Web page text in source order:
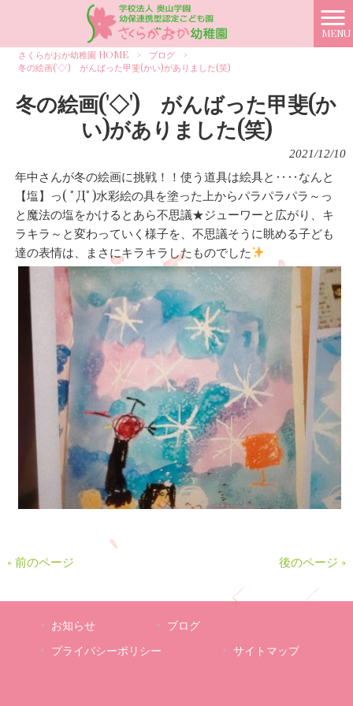
MENU
さくらがおか幼稚園 HOME
> ブログ
>
冬の絵画('◇')ゞがんばった甲斐(かい)がありました(笑)
冬の絵画('◇')ゞがんばった甲斐(か
い)がありました(笑)
2021/12/10
年中さんが冬の絵画に挑戦！！使う道具は絵具と‥‥なんと
【塩】っ( ﾟДﾟ)水彩絵の具を塗った上からパラパラパラ～っ
と魔法の塩をかけるとあら不思議★ジューワーと広がり、キ
ラキラ～と変わっていく様子を、不思議そうに眺める子ども
達の表情は、まさにキラキラしたものでした
« 前のページ 後のページ »
お知らせ
ブログ
プライバシーポリシー
サイトマップ